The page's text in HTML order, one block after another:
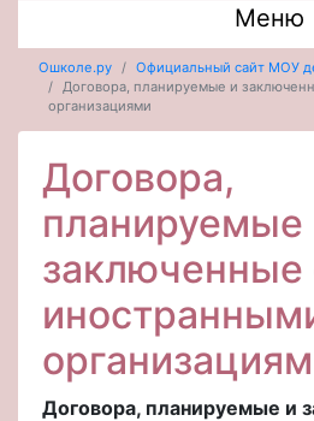
Меню
Ошколе.ру Официальный сайт МОУ
Договора, планируемые и
организациями
Договора,
планируемые
заключенные
Договора, планируемые и